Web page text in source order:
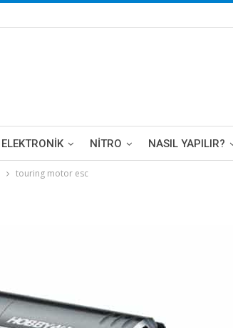
ELEKTRONIK NITRO NASIL YAPILIR?
touring motor esc